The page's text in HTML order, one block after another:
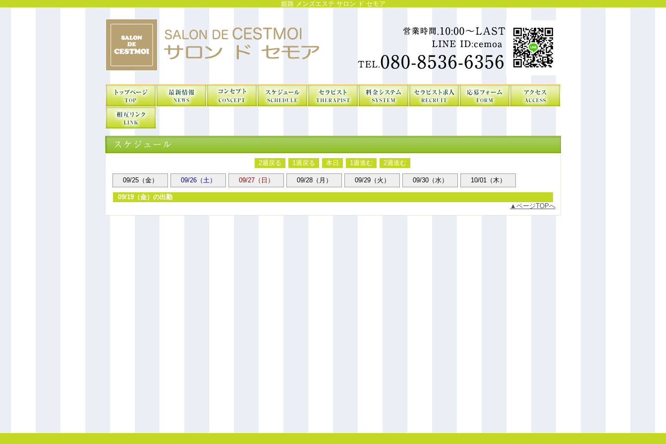
姫路 メンズエステ サロン ド セモア
2週戻る 1週戻る 本日 1週進む 2週進む
09/25（金） 09/26（土） 09/27（日） 09/28（月） 09/29（火） 09/30（水） 10/01（木）
09/19（金）の出勤
ページTOPへ